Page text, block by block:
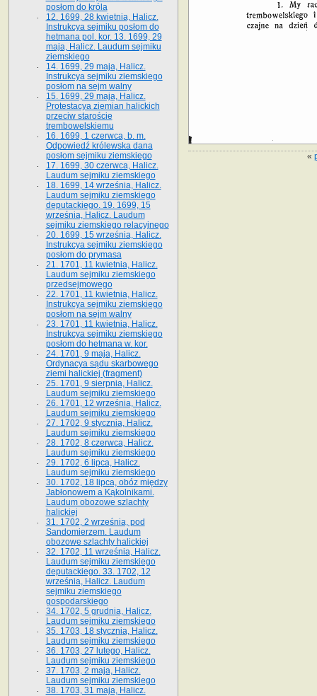
«
posłom do króla
12. 1699, 28 kwietnia, Halicz.
Instrukcya sejmiku posłom do
hetmana pol. kor. 13. 1699, 29
maja, Halicz. Laudum sejmiku
ziemskiego
14. 1699, 29 maja, Halicz.
Instrukcya sejmiku ziemskiego
posłom na sejm walny
15. 1699, 29 maja, Halicz.
Protestacya ziemian halickich
przeciw staroście
trembowelskiemu
16. 1699, 1 czerwca, b. m.
Odpowiedź królewska dana
posłom sejmiku ziemskiego
17. 1699, 30 czerwca, Halicz.
Laudum sejmiku ziemskiego
18. 1699, 14 września, Halicz.
Laudum sejmiku ziemskiego
deputackiego. 19. 1699, 15
września, Halicz. Laudum
sejmiku ziemskiego relacyjnego
20. 1699, 15 września, Halicz.
Instrukcya sejmiku ziemskiego
posłom do prymasa
21. 1701, 11 kwietnia, Halicz.
Laudum sejmiku ziemskiego
przedsejmowego
22. 1701, 11 kwietnia, Halicz.
Instrukcya sejmiku ziemskiego
posłom na sejm walny
23. 1701, 11 kwietnia, Halicz.
Instrukcya sejmiku ziemskiego
posłom do hetmana w. kor.
24. 1701, 9 maja, Halicz.
Ordynacya sądu skarbowego
ziemi halickiej (fragment)
25. 1701, 9 sierpnia, Halicz.
Laudum sejmiku ziemskiego
26. 1701, 12 września, Halicz.
Laudum sejmiku ziemskiego
27. 1702, 9 stycznia, Halicz.
Laudum sejmiku ziemskiego
28. 1702, 8 czerwca, Halicz.
Laudum sejmiku ziemskiego
29. 1702, 6 lipca, Halicz.
Laudum sejmiku ziemskiego
30. 1702, 18 lipca, obóz między
Jabłonowem a Kąkolnikami.
Laudum obozowe szlachty
halickiej
31. 1702, 2 września, pod
Sandomierzem. Laudum
obozowe szlachty halickiej
32. 1702, 11 września, Halicz.
Laudum sejmiku ziemskiego
deputackiego. 33. 1702, 12
września, Halicz. Laudum
sejmiku ziemskiego
gospodarskiego
34. 1702, 5 grudnia, Halicz.
Laudum sejmiku ziemskiego
35. 1703, 18 stycznia, Halicz.
Laudum sejmiku ziemskiego
36. 1703, 27 lutego, Halicz.
Laudum sejmiku ziemskiego
37. 1703, 2 maja, Halicz.
Laudum sejmiku ziemskiego
38. 1703, 31 maja, Halicz.